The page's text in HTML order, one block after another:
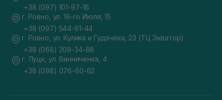
+38 (097) 101-97-16
г. Ровно, ул. 16-го Июля, 15
+38 (097) 544-61-44
г. Ровно, ул. Кулика и Гудачека, 23 (ТЦ Экватор)
+38 (068) 209-34-88
г. Луцк, ул. Винниченка, 4
+38 (098) 076-60-62